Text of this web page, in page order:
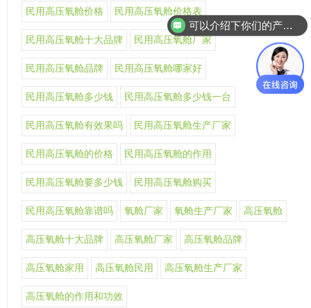
民用高压氧舱价格 民用高压氧舱价格表
民用高压氧舱十大品牌 民用高压氧舱厂家
民用高压氧舱品牌 民用高压氧舱哪家好
民用高压氧舱多少钱 民用高压氧舱多少钱一台
民用高压氧舱有效果吗 民用高压氧舱生产厂家
民用高压氧舱的价格 民用高压氧舱的作用
民用高压氧舱要多少钱 民用高压氧舱购买
民用高压氧舱靠谱吗 氧舱厂家 氧舱生产厂家 高压氧舱
高压氧舱十大品牌 高压氧舱厂家 高压氧舱品牌
高压氧舱家用 高压氧舱民用 高压氧舱生产厂家
高压氧舱的作用和功效
可以介绍下你们的产品么